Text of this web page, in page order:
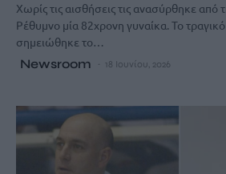
Χωρίς τις αισθήσεις τις ανασύρθηκε
Ρέθυμνο μία 82χρονη γυναίκα. Το
σημειώθηκε το…
Newsroom 18 Ιουνίου, 2026